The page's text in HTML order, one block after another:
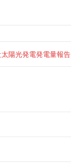
太陽光発電発電量報告